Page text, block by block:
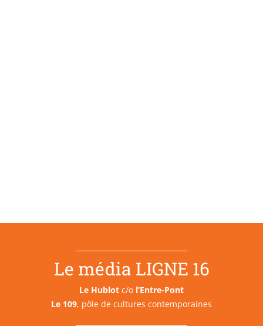
Le média LIGNE 16
Le Hublot c/o l’Entre-Pont
Le 109, pôle de cultures contemporaines